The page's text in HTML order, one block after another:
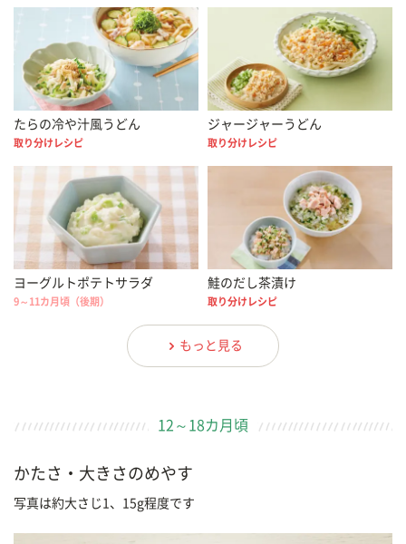
たらの冷や汁風うどん
取り分けレシピ
ジャージャーうどん
取り分けレシピ
ヨーグルトポテトサラダ
9～11カ月頃（後期）
鮭のだし茶漬け
取り分けレシピ
もっと見る
12～18カ月頃
かたさ・大きさのめやす
写真は約大さじ1、15g程度です